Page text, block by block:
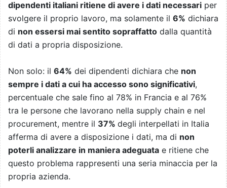
dipendenti italiani ritiene di avere i dati necessari per
svolgere il proprio lavoro, ma solamente il 6% dichiara
di non essersi mai sentito sopraffatto dalla quantità
di dati a propria disposizione.
Non solo: il 64% dei dipendenti dichiara che non
sempre i dati a cui ha accesso sono significativi,
percentuale che sale fino al 78% in Francia e al 76%
tra le persone che lavorano nella supply chain e nel
procurement, mentre il 37% degli interpellati in Italia
afferma di avere a disposizione i dati, ma di non
poterli analizzare in maniera adeguata e ritiene che
questo problema rappresenti una seria minaccia per la
propria azienda.